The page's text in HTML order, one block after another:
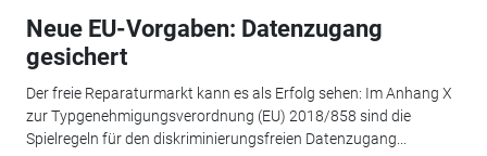
Neue EU-Vorgaben: Datenzugang
gesichert
Der freie Reparaturmarkt kann es als Erfolg sehen: Im Anhang X
zur Typgenehmigungsverordnung (EU) 2018/858 sind die
Spielregeln für den diskriminierungsfreien Datenzugang...